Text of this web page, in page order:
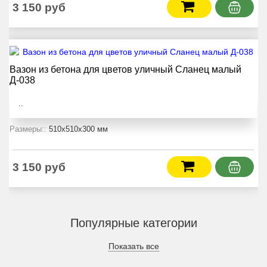
3 150 руб
Вазон из бетона для цветов уличный Сланец малый
Д-038
..
Размеры:: 510x510x300 мм
3 150 руб
Популярные категории
Показать все